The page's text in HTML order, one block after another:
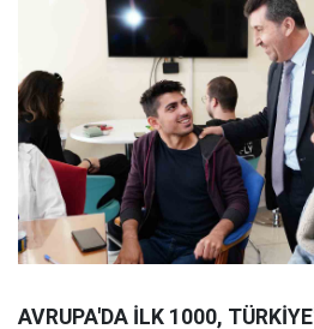
AVRUPA'DA İLK 1000,